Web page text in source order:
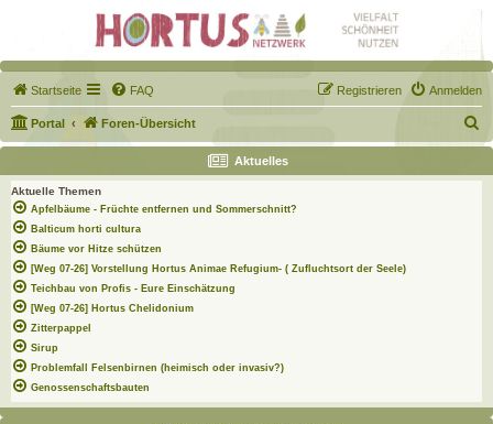
Startseite FAQ Anmelden
Registrieren
Portal Foren-Übersicht
u
c
Aktuelles
Aktuelle Themen
Apfelbäume - Früchte entfernen und Sommerschnitt?
Balticum horti cultura
Bäume vor Hitze schützen
[Weg 07-26] Vorstellung Hortus Animae Refugium- ( Zufluchtsort der Seele)
Teichbau von Profis - Eure Einschätzung
[Weg 07-26] Hortus Chelidonium
Zitterpappel
Sirup
Problemfall Felsenbirnen (heimisch oder invasiv?)
Genossenschaftsbauten